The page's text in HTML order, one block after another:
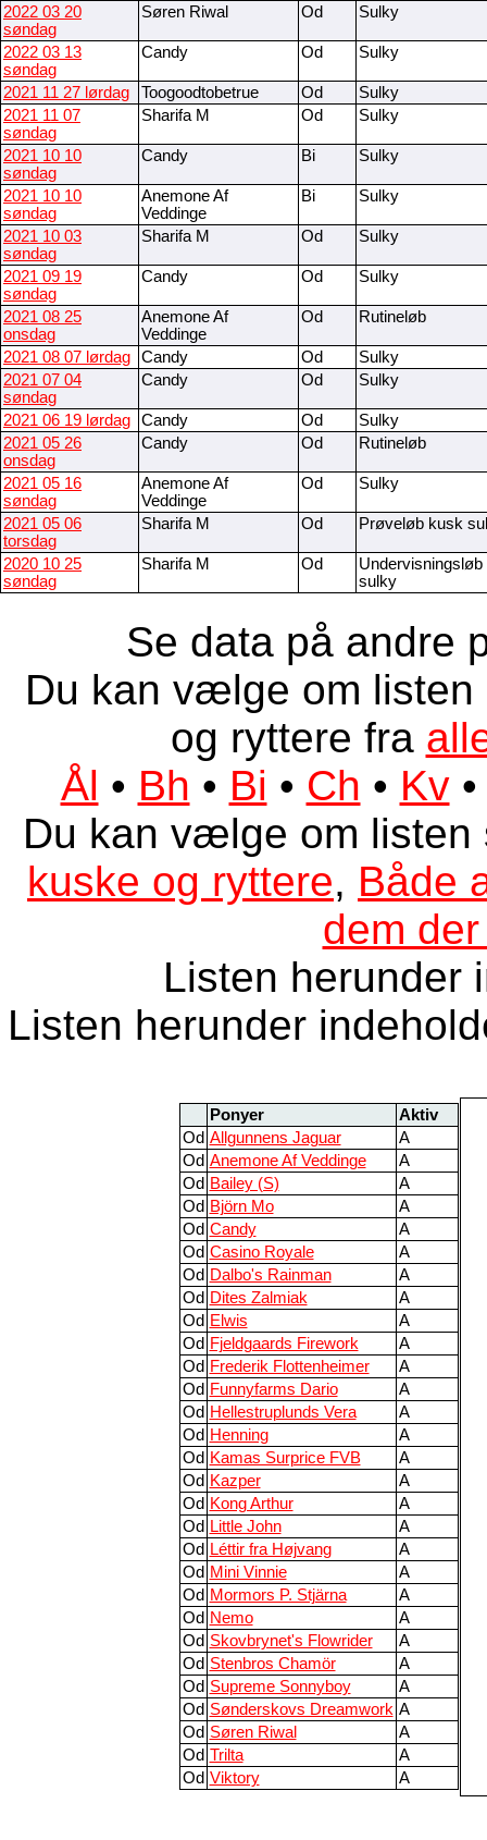
2022 03 20
søndag
Søren Riwal Od Sulky
2022 03 13
søndag
Candy Od Sulky
2021 11 27 lørdag Toogoodtobetrue Od
Sulky
2021 11 07
søndag
Sharifa M Od Sulky
2021 10 10
søndag
Candy Bi Sulky
2021 10 10
søndag
Anemone Af
Veddinge
Bi Sulky
2021 10 03
søndag
Sharifa M Od Sulky
2021 09 19
søndag
Candy Od Sulky
2021 08 25
onsdag
Anemone Af
Veddinge
Od Rutineløb
2021 08 07 lørdag Candy Od
Sulky
2021 07 04
søndag
Candy Od Sulky
2021 06 19 lørdag Candy Od
Sulky
2021 05 26
onsdag
Candy Od Rutineløb
2021 05 16
søndag
Anemone Af
Veddinge
Od Sulky
2021 05 06
torsdag
Sharifa M Od Prøveløb kusk
2020 10 25
søndag
Sharifa M Od
Undervisningsløb
sulky
Se data på andre
Du kan vælge om
og ryttere fra
Ål • Bh • Bi • Ch • Kv
Du kan vælge om
kuske og ryttere, Både
dem
Listen herunder
Listen herunder
Ponyer
Aktiv
Od Allgunnens Jaguar
A
Od Anemone Af Veddinge
A
Od Bailey (S)
A
Od Björn Mo
A
Od Candy
A
Od Casino Royale
A
Od Dalbo's Rainman
A
Od Dites Zalmiak
A
Od Elwis
A
Od Fjeldgaards Firework
A
Od Frederik Flottenheimer
A
Od Funnyfarms Dario
A
Od Hellestruplunds Vera
A
Od Henning
A
Od Kamas Surprice FVB
A
Od Kazper
A
Od Kong Arthur
A
Od Little John
A
Od Léttir fra Højvang
A
Od Mini Vinnie
A
Od Mormors P. Stjärna
A
Od Nemo
A
Od Skovbrynet's Flowrider
A
Od Stenbros Chamör
A
Od Supreme Sonnyboy
A
Od Sønderskovs Dreamwork A
Od Søren Riwal
A
Od Trilta
A
Od Viktory A